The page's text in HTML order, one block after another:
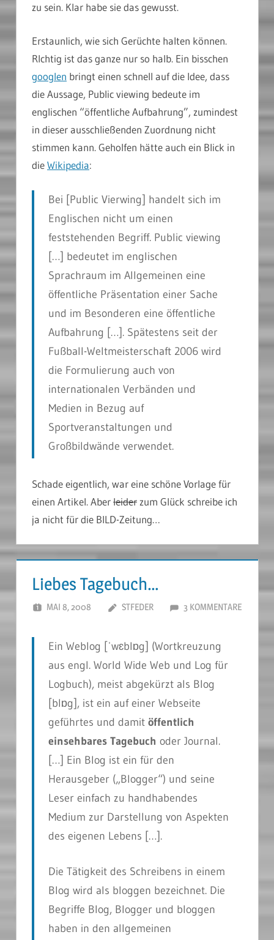
zu sein. Klar habe sie das gewusst.
Erstaunlich, wie sich Gerüchte halten können.
RIchtig ist das ganze nur so halb. Ein bisschen
googlen bringt einen schnell auf die Idee, dass
die Aussage, Public viewing bedeute im
englischen “öffentliche Aufbahrung”, zumindest
in dieser ausschließenden Zuordnung nicht
stimmen kann. Geholfen hätte auch ein Blick in
dieWikipedia:
Bei [Public Vierwing] handelt sich im
Englischen nicht um einen
feststehenden Begriff. Public viewing
[…] bedeutet im englischen
Sprachraum im Allgemeinen eine
öffentliche Präsentation einer Sache
und im Besonderen eine öffentliche
Aufbahrung […]. Spätestens seit der
Fußball-Weltmeisterschaft 2006 wird
die Formulierung auch von
internationalen Verbänden und
Medien in Bezug auf
Sportveranstaltungen und
Großbildwände verwendet.
Schade eigentlich, war eine schöne Vorlage für
einen Artikel. Aberleider zum Glück schreibe ich
ja nicht für die BILD-Zeitung…
Liebes Tagebuch…
MAI 8, 2008 STFEDER 3 KOMMENTARE
Ein Weblog [ˈwɛblɒg] (Wortkreuzung
aus engl. World Wide Web und Log für
Logbuch), meist abgekürzt als Blog
[blɒg], ist ein auf einer Webseite
geführtes und damit öffentlich
einsehbares Tagebuch oder Journal.
[…] Ein Blog ist ein für den
Herausgeber („Blogger“) und seine
Leser einfach zu handhabendes
Medium zur Darstellung von Aspekten
des eigenen Lebens […].
Die Tätigkeit des Schreibens in einem
Blog wird als bloggen bezeichnet. Die
Begriffe Blog, Blogger und bloggen
haben in den allgemeinen